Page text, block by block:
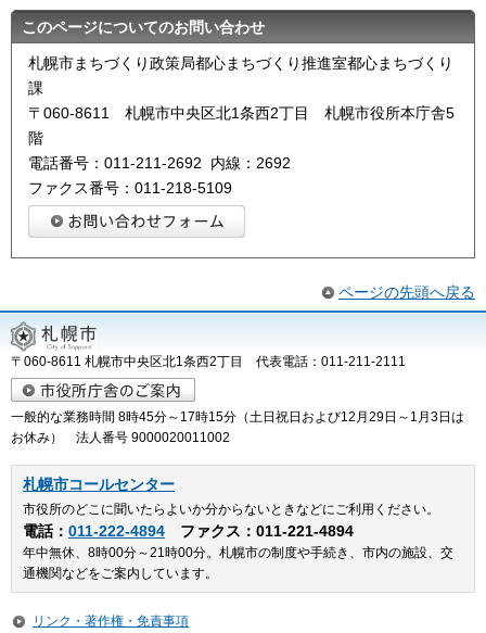
このページについてのお問い合わせ
札幌市まちづくり政策局都心まちづくり推進室都心まちづくり
課
〒060-8611 札幌市中央区北1条西2丁目 札幌市役所本庁舎5
階
電話番号：011‐211‐2692 内線：2692
ファクス番号：011‐218‐5109
ページの先頭へ戻る
〒060-8611 札幌市中央区北1条西2丁目 代表電話：011-211-2111
一般的な業務時間 8時45分～17時15分（土日祝日および12月29日～1月3日は
お休み） 法人番号 9000020011002
札幌市コールセンター
市役所のどこに聞いたらよいか分からないときなどにご利用ください。
電話： 011-222-4894 ファクス：011-221-4894
年中無休、8時00分～21時00分。札幌市の制度や手続き、市内の施設、交
通機関などをご案内しています。
リンク・著作権・免責事項